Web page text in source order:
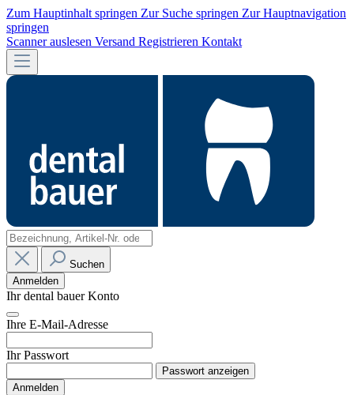
Zum Hauptinhalt springen Zur Suche springen Zur Hauptnavigation
springen
Scanner auslesen Versand Registrieren Kontakt
Suchen
Anmelden
Ihr dental bauer Konto
Ihre E-Mail-Adresse
Ihr Passwort
Passwort anzeigen
Anmelden